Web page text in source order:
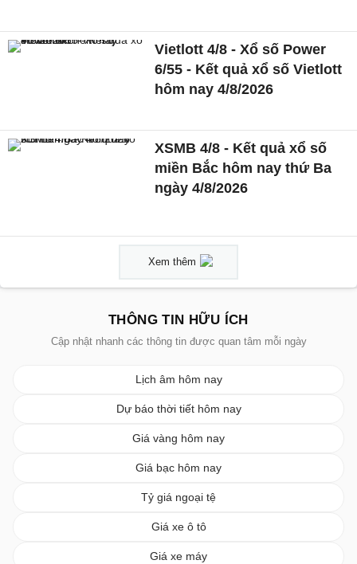
Vietlott 4/8 - Xổ số Power
6/55 - Kết quả xổ số Vietlott
hôm nay 4/8/2026
XSMB 4/8 - Kết quả xổ số
miền Bắc hôm nay thứ Ba
ngày 4/8/2026
Xem thêm
THÔNG TIN HỮU ÍCH
Cập nhật nhanh các thông tin được quan tâm mỗi ngày
Lịch âm hôm nay
Dự báo thời tiết hôm nay
Giá vàng hôm nay
Giá bạc hôm nay
Tỷ giá ngoại tệ
Giá xe ô tô
Giá xe máy